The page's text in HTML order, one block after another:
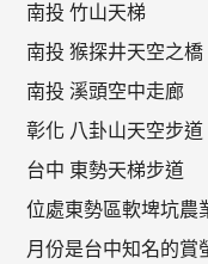
南投 竹山天梯
南投 猴探井天空之橋
南投 溪頭空中走廊
彰化 八卦山天空步道
台中 東勢天梯步道
位處東勢區軟埤坑農
月份是台中知名的賞